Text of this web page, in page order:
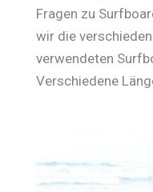
Fragen zu
wir die
verwendeten
Verschiedene